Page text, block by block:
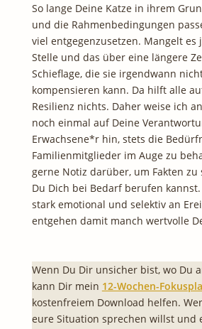
So lange Deine Katze in ihrem
und die Rahmenbedingungen
viel entgegenzusetzen. Mangelt es
Stelle und das über eine längere
Schieflage, die sie irgendwann
kompensieren kann. Da hilft alle
Resilienz nichts. Daher weise ich
noch einmal auf Deine
Erwachsene*r hin, stets die
Familienmitglieder im Auge zu
gerne Notiz darüber, um Fakten
Du Dich bei Bedarf berufen
stark emotional und selektiv an
entgehen damit manch wertvolle
Wenn Du Dir unsicher bist, wo Du
kann Dir mein 12-Wochen-
kostenfreiem Download helfen.
eure Situation sprechen willst und